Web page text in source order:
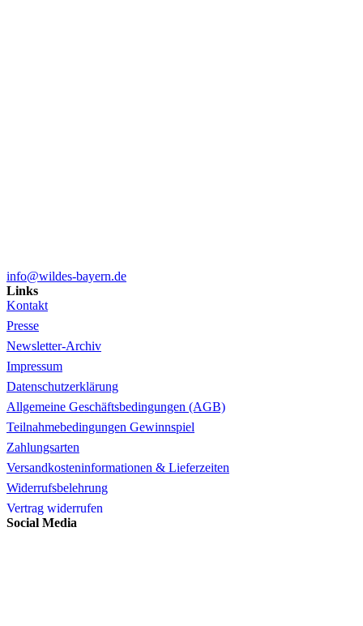
info@wildes-bayern.de
Links
Kontakt
Presse
Newsletter-Archiv
Impressum
Datenschutzerklärung
Allgemeine Geschäftsbedingungen (AGB)
Teilnahmebedingungen Gewinnspiel
Zahlungsarten
Versandkosteninformationen & Lieferzeiten
Widerrufsbelehrung
Vertrag widerrufen
Social Media